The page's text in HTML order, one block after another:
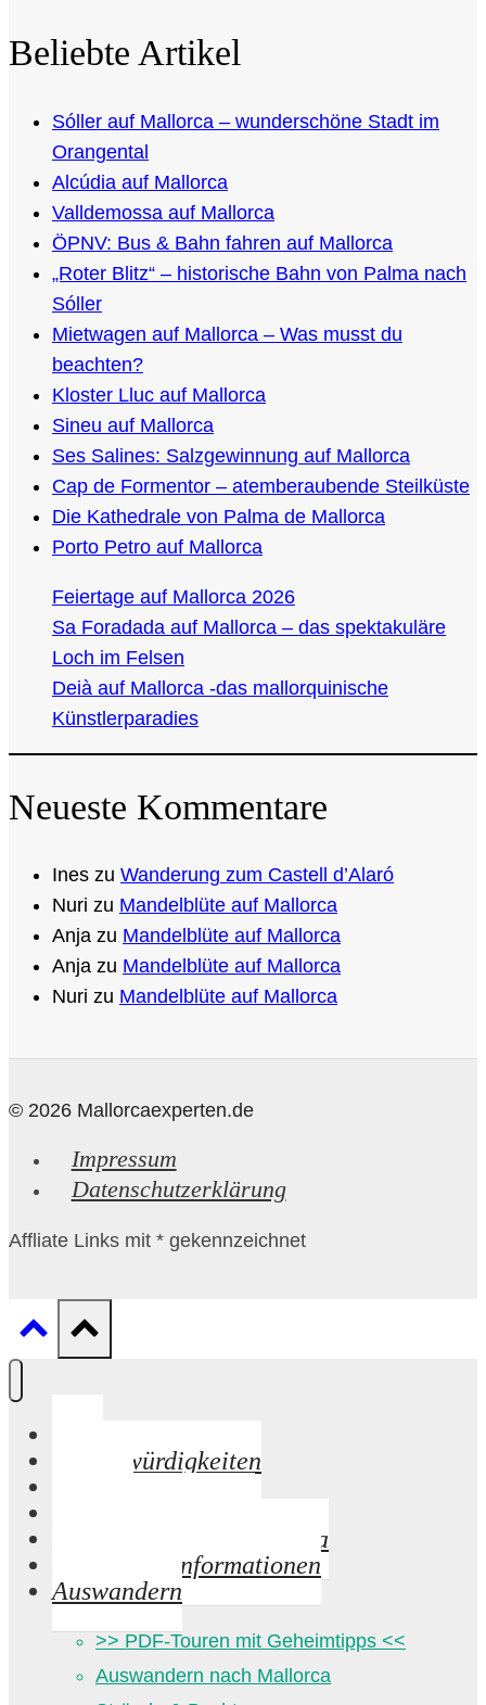
Beliebte Artikel
Sóller auf Mallorca – wunderschöne Stadt im
Orangental
Alcúdia auf Mallorca
Valldemossa auf Mallorca
ÖPNV: Bus & Bahn fahren auf Mallorca
„Roter Blitz“ – historische Bahn von Palma nach
Sóller
Mietwagen auf Mallorca – Was musst du
beachten?
Kloster Lluc auf Mallorca
Sineu auf Mallorca
Ses Salines: Salzgewinnung auf Mallorca
Cap de Formentor – atemberaubende Steilküste
Die Kathedrale von Palma de Mallorca
Porto Petro auf Mallorca
Feiertage auf Mallorca 2026
Sa Foradada auf Mallorca – das spektakuläre
Loch im Felsen
Deià auf Mallorca -das mallorquinische
Künstlerparadies
Neueste Kommentare
Ines zu Wanderung zum Castell d’Alaró
Nuri zu Mandelblüte auf Mallorca
Anja zu Mandelblüte auf Mallorca
Anja zu Mandelblüte auf Mallorca
Nuri zu Mandelblüte auf Mallorca
© 2026 Mallorcaexperten.de
Impressum
Datenschutzerklärung
Affliate Links mit * gekennzeichnet
Sehenswürdigkeiten
Mandelblüte auf Mallorca
Praktische Informationen
Auswandern
>> PDF-Touren mit Geheimtipps <<
Auswandern nach Mallorca